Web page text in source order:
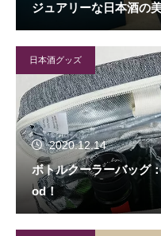
ジュアリーな日本酒の
日本酒グッズ
2020.12.14
ボトルクーラーバッグ
od！